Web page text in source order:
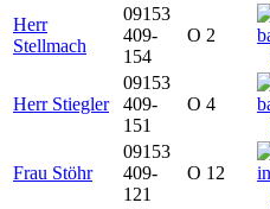
Herr
Stellmach
09153
409-
154
O 2
Herr Stiegler
09153
409-
151
O 4
Frau Stöhr
09153
409-
121
O 12